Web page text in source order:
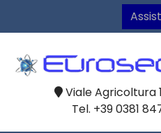
Viale Agricoltura
Tel. +39 0381